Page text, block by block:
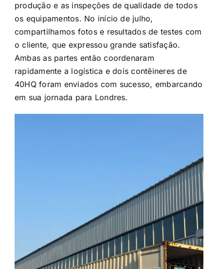
produção e as inspeções de qualidade de todos
os equipamentos. No início de julho,
compartilhamos fotos e resultados de testes com
o cliente, que expressou grande satisfação.
Ambas as partes então coordenaram
rapidamente a logística e dois contêineres de
40HQ foram enviados com sucesso, embarcando
em sua jornada para Londres.